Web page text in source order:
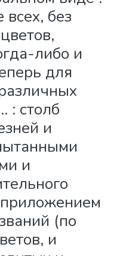
без
либо и
для
: столб
и
и
(по
и